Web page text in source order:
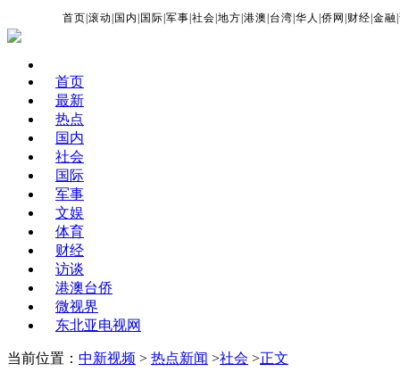
首页 |滚动 国内 国际 |军事 |社会 |地方 |港澳 台湾 |华人 |侨网 财经 |金融 |
首页
最新
热点
国内
社会
国际
军事
文娱
体育
财经
访谈
港澳台侨
微视界
东北亚电视网
当前位置： 中新视频 > 热点新闻 >社会 >正文